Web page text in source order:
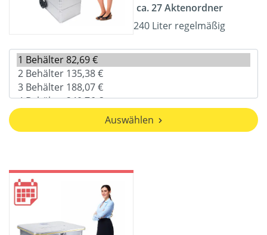
ca. 27 Aktenordner
240 Liter regelmäßig
Auswählen